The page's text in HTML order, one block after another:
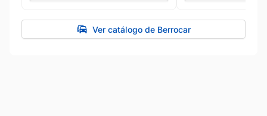
Ver catálogo de Berrocar